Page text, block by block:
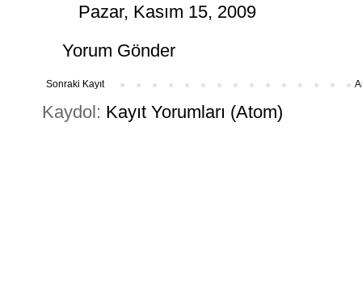
Pazar, Kasım 15, 2009
Yorum Gönder
Sonraki Kayıt
Kaydol: Kayıt Yorumları (Atom)